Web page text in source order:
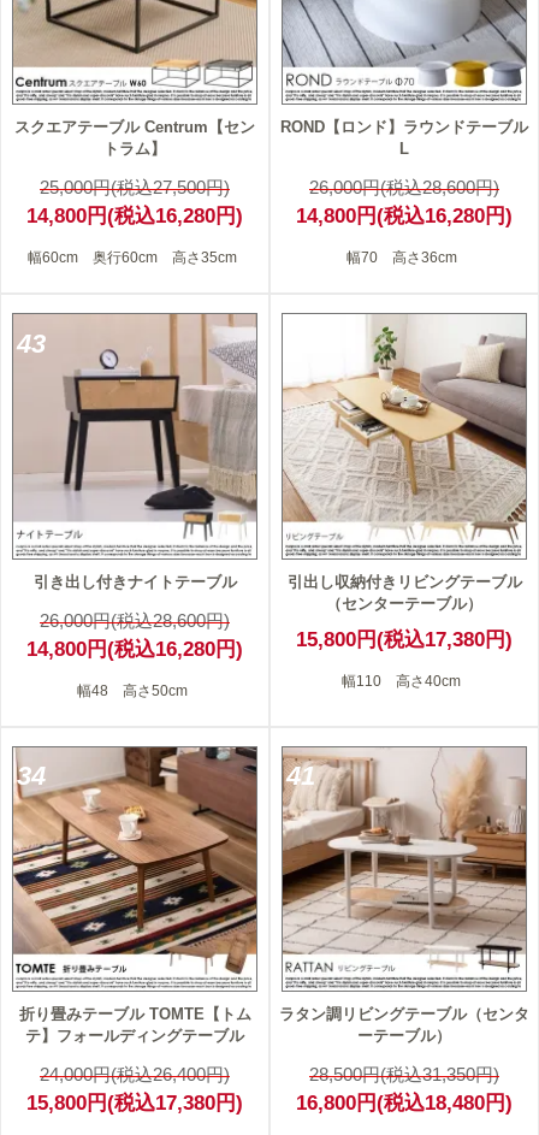
スクエアテーブル Centrum【セン
トラム】
25,000円(税込27,500円)
14,800円(税込16,280円)
幅60cm 奥行60cm 高さ35cm
ROND【ロンド】ラウンドテーブル
L
26,000円(税込28,600円)
14,800円(税込16,280円)
幅70 高さ36cm
43
引き出し付きナイトテーブル
26,000円(税込28,600円)
14,800円(税込16,280円)
幅48 高さ50cm
引出し収納付きリビングテーブル
（センターテーブル）
15,800円(税込17,380円)
幅110 高さ40cm
34
折り畳みテーブル TOMTE【トム
テ】フォールディングテーブル
24,000円(税込26,400円)
15,800円(税込17,380円)
41
ラタン調リビングテーブル（センタ
ーテーブル）
28,500円(税込31,350円)
16,800円(税込18,480円)